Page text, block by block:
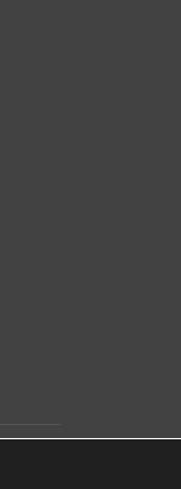
DE COOKIES